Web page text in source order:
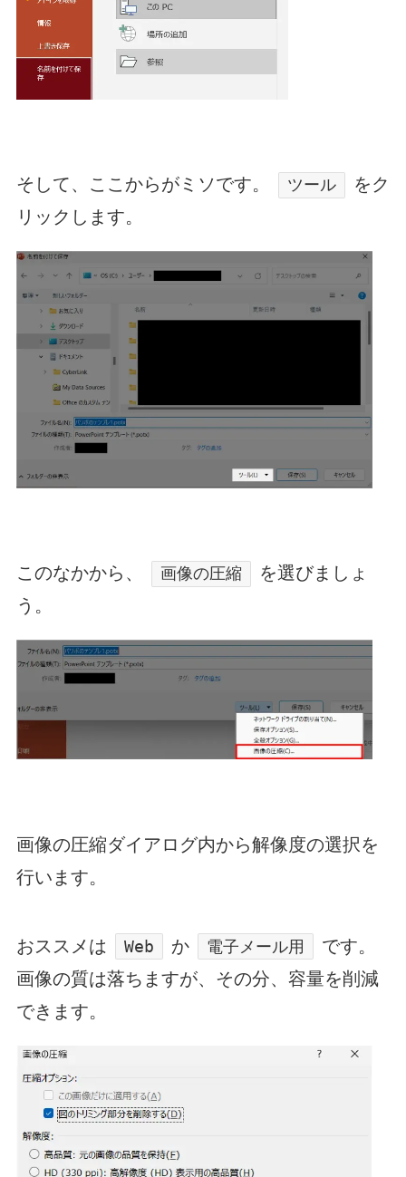
そして、ここからがミソです。 ツール
をク
リックします。
このなかから、 画像の圧縮
を選びましょ
う。
画像の圧縮ダイアログ内から解像度の選択を
行います。
おススメは Web か 電子メール用
です。
画像の質は落ちますが、その分、容量を削減
できます。